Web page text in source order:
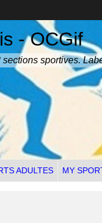
- OCGif
sportives.
ADULTES MY